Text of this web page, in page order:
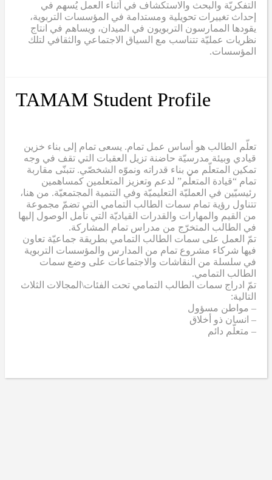
التفكريّة والبحث والاستكشاف في أثناء العمل يُسهم في
إحداث تغييرات تحويلية ومستدامة في المؤسسات التربوية،
يقودها الممارسون التربويون في الميدان، ويساهم في انتاج
نظريات عمليّة تتناسب مع السياق الاجتماعي والثقافي لتلك
المؤسسات.
TAMAM Student Profile
تعلّم الطالب هو أساس عمل تمام. يسعى تمام إلى بناء خزين
قيادي وبيئة مدرسيّة حاضنة تزيل العقبات التي تقف في وجه
تمكين المتعلّم من بناء قدراته ونموّه الشخصّي. تتبنّى مقاربة
تمام “قيادة المتعلّم” لدعم وتعزيز المتعلمين كمساهمين
رئيسيّين في العمليّة التعليميّة وفي التنمية المجتمعيّة. من هنا،
تتناول رؤية تمام سمات الطالب التمامي التي تضمّ مجموعة
من القيم والمهارات والقدرات القياديّة التي نأمل الوصول إليها
في الطالب المتخرّج من مدراس تمام المشاركة.
تمّ العمل على سمات الطالب التمامي بطريقة جماعيّة تعاون
فيها شركاء مشروع تمام من المدارس والمؤسسات التربوية
في سلسلة من النقاشات والاجتماعات على وضع سمات
الطالب التمامي.
تمّ ادراج سمات الطالب التمامي تحت الفئات\المجالات الثلاث
التالية:
– مواطن مسؤول
– انسان ذو أخلاق
– متعلّم دائم